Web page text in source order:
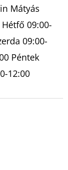
Mátyás
09:00-
09:00-
Péntek
12:00